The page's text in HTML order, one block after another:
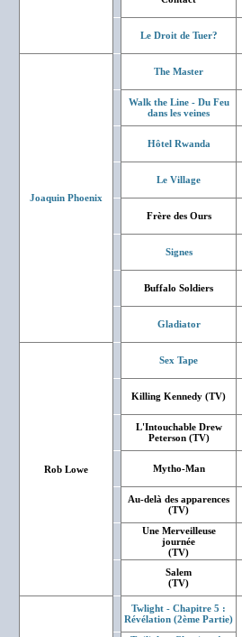
Le Droit de Tuer?
Joaquin Phoenix
The Master
Walk the Line - Du Feu
dans les veines
Hôtel Rwanda
Le Village
Frère des Ours
Signes
Buffalo Soldiers
Gladiator
Rob Lowe
Sex Tape
Killing Kennedy (TV)
L'Intouchable Drew
Peterson (TV)
Mytho-Man
Au-delà des apparences
(TV)
Une Merveilleuse
journée
(TV)
Salem
(TV)
Twlight - Chapitre 5 :
Révélation (2ème Partie)